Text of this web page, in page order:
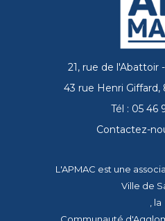
21, rue de l'Abattoir
43 rue Henri
Tél : 05 46
Contactez-
L'APMAC est une
Ville de
, la